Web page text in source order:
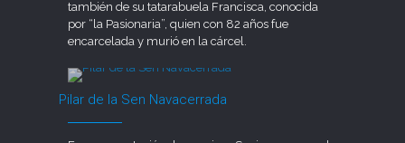
también de su tatarabuela Francisca, conocida
por “la Pasionaria”, quien con 82 años fue
encarcelada y murió en la cárcel.
Pilar de la Sen Navacerrada